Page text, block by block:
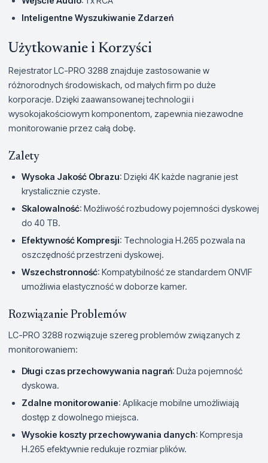
Inteligentne Wyszukiwanie Zdarzeń
Użytkowanie i Korzyści
Rejestrator LC-PRO 3288 znajduje zastosowanie w
różnorodnych środowiskach, od małych firm po duże
korporacje. Dzięki zaawansowanej technologii i
wysokojakościowym komponentom, zapewnia niezawodne
monitorowanie przez całą dobę.
Zalety
Wysoka Jakość Obrazu: Dzięki 4K każde nagranie jest
krystalicznie czyste.
Skalowalność: Możliwość rozbudowy pojemności dyskowej
do 40 TB.
Efektywność Kompresji: Technologia H.265 pozwala na
oszczędność przestrzeni dyskowej.
Wszechstronność: Kompatybilność ze standardem ONVIF
umożliwia elastyczność w doborze kamer.
Rozwiązanie Problemów
LC-PRO 3288 rozwiązuje szereg problemów związanych z
monitorowaniem:
Długi czas przechowywania nagrań: Duża pojemność
dyskowa.
Zdalne monitorowanie: Aplikacje mobilne umożliwiają
dostęp z dowolnego miejsca.
Wysokie koszty przechowywania danych: Kompresja
H.265 efektywnie redukuje rozmiar plików.